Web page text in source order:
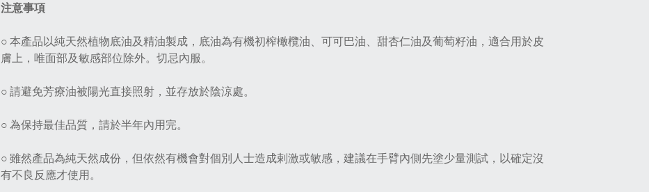
注意事項
○ 本產品以純天然植物底油及精油製成，底油為有機初榨橄欖油、可可巴油、甜杏仁油及葡萄籽油，適合用於皮
膚上，唯面部及敏感部位除外。切忌內服。
○ 請避免芳療油被陽光直接照射，並存放於陰涼處。
○ 為保持最佳品質，請於半年內用完。
○ 雖然產品為純天然成份，但依然有機會對個別人士造成剌激或敏感，建議在手臂內側先塗少量測試，以確定沒
有不良反應才使用。